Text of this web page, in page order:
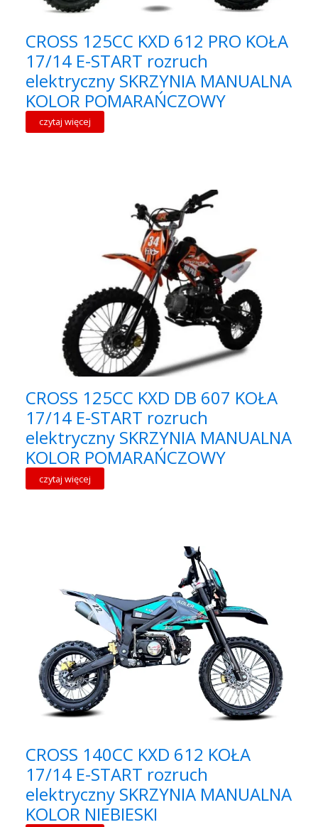
CROSS 125CC KXD 612 PRO KOŁA
17/14 E-START rozruch
elektryczny SKRZYNIA MANUALNA
KOLOR POMARAŃCZOWY
czytaj więcej
CROSS 125CC KXD DB 607 KOŁA
17/14 E-START rozruch
elektryczny SKRZYNIA MANUALNA
KOLOR POMARAŃCZOWY
czytaj więcej
CROSS 140CC KXD 612 KOŁA
17/14 E-START rozruch
elektryczny SKRZYNIA MANUALNA
KOLOR NIEBIESKI